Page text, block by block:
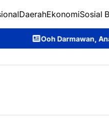
DaerahEkonomiSosial
Anak Desa Ajang